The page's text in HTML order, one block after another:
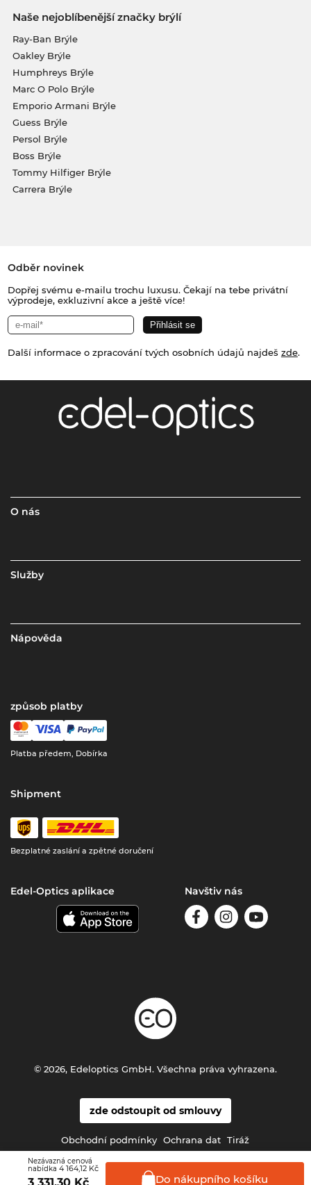
Nezávazná cenová
nabídka 4 164,12 Kč
Do nákupního košíku
Naše nejoblíbenější značky brýlí
Ray-Ban Brýle
Oakley Brýle
Humphreys Brýle
Marc O Polo Brýle
Emporio Armani Brýle
Guess Brýle
Persol Brýle
Boss Brýle
Tommy Hilfiger Brýle
Carrera Brýle
Odběr novinek
Dopřej svému e-mailu trochu luxusu. Čekají na tebe privátní
výprodeje, exkluzivní akce a ještě více!
Další informace o zpracování tvých osobních údajů najdeš zde.
O nás
Služby
Nápověda
způsob platby
Platba předem, Dobírka
Shipment
Bezplatné zaslání a zpětné doručení
Edel-Optics aplikace Navštiv nás
zde odstoupit od smlouvy
Obchodní podmínky Ochrana dat Tiráž
© 2026, Edeloptics GmbH. Všechna práva vyhrazena.